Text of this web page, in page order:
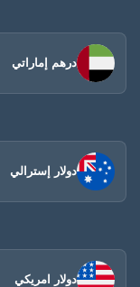
درهم إماراتي
دولار إسترالي
دولار امريكي